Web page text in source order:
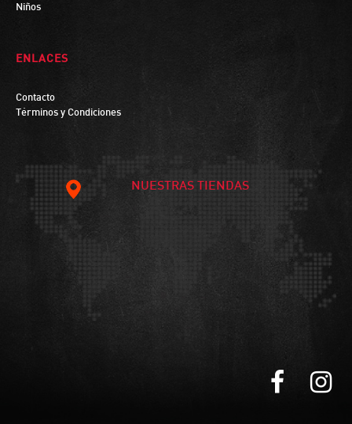
Niños
ENLACES
Contacto
Términos y Condiciones
NUESTRAS TIENDAS